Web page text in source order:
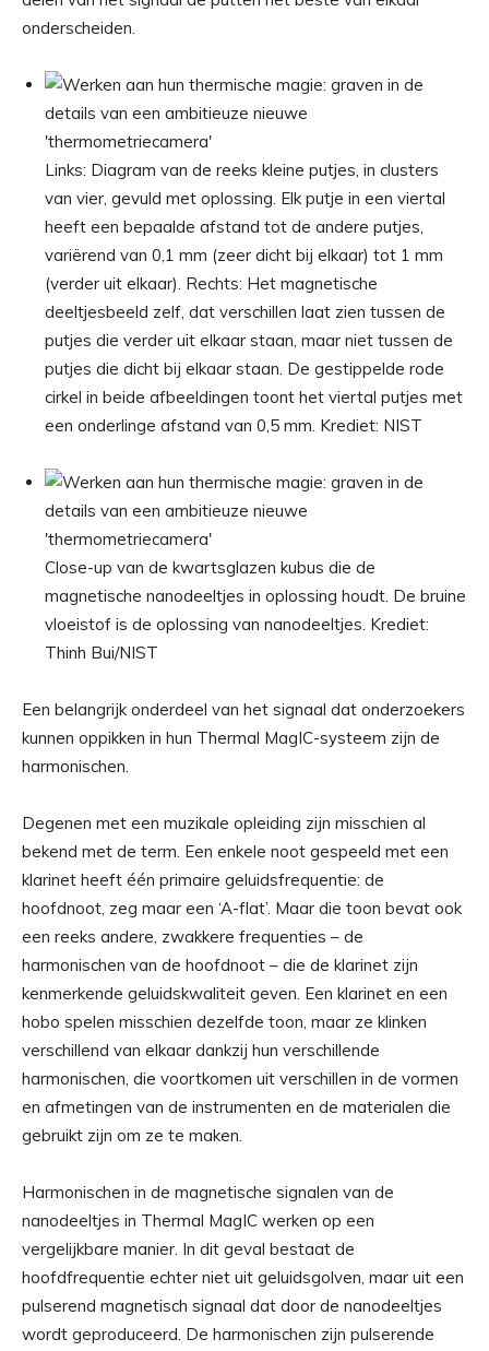
onderscheiden.
Links: Diagram van de reeks kleine putjes, in clusters
van vier, gevuld met oplossing. Elk putje in een viertal
heeft een bepaalde afstand tot de andere putjes,
variërend van 0,1 mm (zeer dicht bij elkaar) tot 1 mm
(verder uit elkaar). Rechts: Het magnetische
deeltjesbeeld zelf, dat verschillen laat zien tussen de
putjes die verder uit elkaar staan, maar niet tussen de
putjes die dicht bij elkaar staan. De gestippelde rode
cirkel in beide afbeeldingen toont het viertal putjes met
een onderlinge afstand van 0,5 mm. Krediet: NIST
Close-up van de kwartsglazen kubus die de
magnetische nanodeeltjes in oplossing houdt. De bruine
vloeistof is de oplossing van nanodeeltjes. Krediet:
Thinh Bui/NIST
Een belangrijk onderdeel van het signaal dat onderzoekers
kunnen oppikken in hun Thermal MagIC-systeem zijn de
harmonischen.
Degenen met een muzikale opleiding zijn misschien al
bekend met de term. Een enkele noot gespeeld met een
klarinet heeft één primaire geluidsfrequentie: de
hoofdnoot, zeg maar een ‘A-flat’. Maar die toon bevat ook
een reeks andere, zwakkere frequenties – de
harmonischen van de hoofdnoot – die de klarinet zijn
kenmerkende geluidskwaliteit geven. Een klarinet en een
hobo spelen misschien dezelfde toon, maar ze klinken
verschillend van elkaar dankzij hun verschillende
harmonischen, die voortkomen uit verschillen in de vormen
en afmetingen van de instrumenten en de materialen die
gebruikt zijn om ze te maken.
Harmonischen in de magnetische signalen van de
nanodeeltjes in Thermal MagIC werken op een
vergelijkbare manier. In dit geval bestaat de
hoofdfrequentie echter niet uit geluidsgolven, maar uit een
pulserend magnetisch signaal dat door de nanodeeltjes
wordt geproduceerd. De harmonischen zijn pulserende